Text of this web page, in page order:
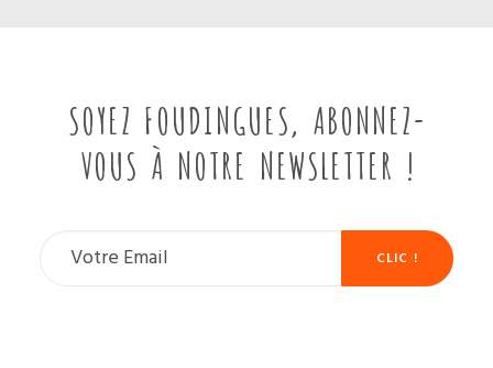
SOYEZ FOUDINGUES, ABONNEZ-
VOUS À NOTRE NEWSLETTER !